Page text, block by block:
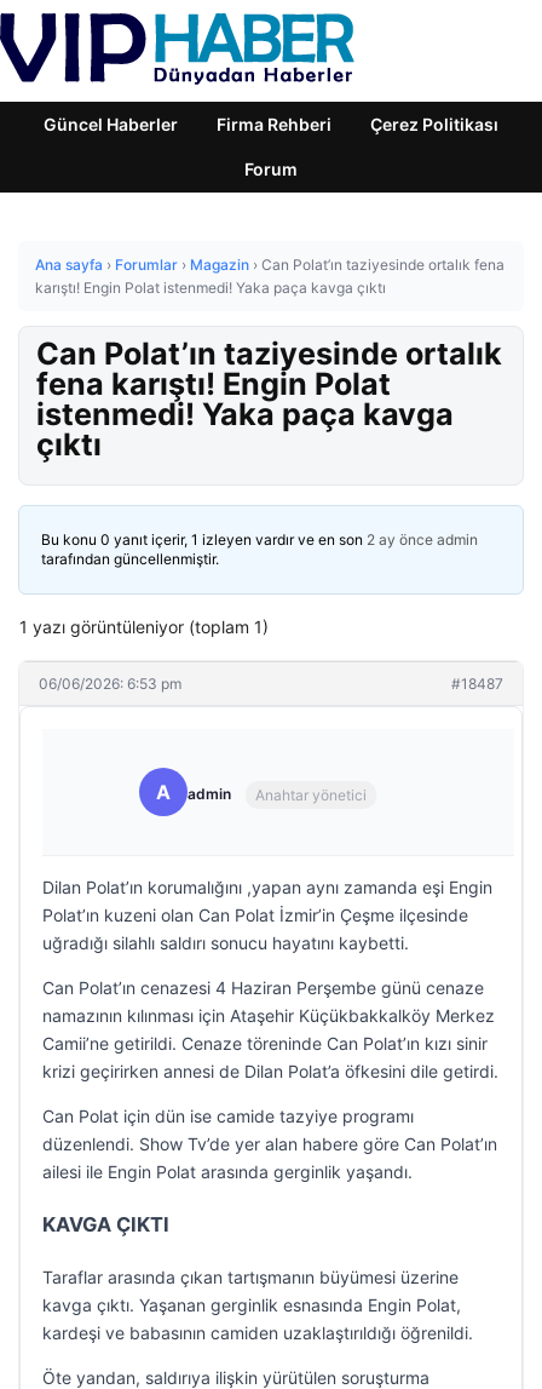
Güncel Haberler Firma Rehberi Çerez Politikası
Forum
Ana sayfa › Forumlar › Magazin › Can Polat’ın taziyesinde ortalık fena
karıştı! Engin Polat istenmedi! Yaka paça kavga çıktı
Can Polat’ın taziyesinde ortalık
fena karıştı! Engin Polat
istenmedi! Yaka paça kavga
çıktı
Bu konu 0 yanıt içerir, 1 izleyen vardır ve en son 2 ay önce admin
tarafından güncellenmiştir.
1 yazı görüntüleniyor (toplam 1)
06/06/2026: 6:53 pm #18487
A admin Anahtar yönetici
Dilan Polat’ın korumalığını ,yapan aynı zamanda eşi Engin
Polat’ın kuzeni olan Can Polat İzmir’in Çeşme ilçesinde
uğradığı silahlı saldırı sonucu hayatını kaybetti.
Can Polat’ın cenazesi 4 Haziran Perşembe günü cenaze
namazının kılınması için Ataşehir Küçükbakkalköy Merkez
Camii’ne getirildi. Cenaze töreninde Can Polat’ın kızı sinir
krizi geçirirken annesi de Dilan Polat’a öfkesini dile getirdi.
Can Polat için dün ise camide tazyiye programı
düzenlendi. Show Tv’de yer alan habere göre Can Polat’ın
ailesi ile Engin Polat arasında gerginlik yaşandı.
KAVGA ÇIKTI
Taraflar arasında çıkan tartışmanın büyümesi üzerine
kavga çıktı. Yaşanan gerginlik esnasında Engin Polat,
kardeşi ve babasının camiden uzaklaştırıldığı öğrenildi.
Öte yandan, saldırıya ilişkin yürütülen soruşturma